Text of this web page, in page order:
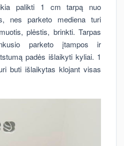
palikti 1 cm tarpą nuo
nes parketo mediena turi
plėstis, brinkti. Tarpas
parketo įtampos ir
padės išlaikyti kyliai. 1
buti išlaikytas klojant visas